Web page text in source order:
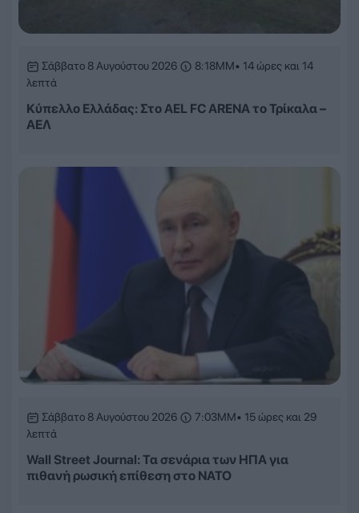
Σάββατο 8 Αυγούστου 2026 8:18ΜΜ• 14 ώρες και 14
λεπτά
Κύπελλο Ελλάδας: Στο AEL FC ARENA το Τρίκαλα –
ΑΕΛ
Σάββατο 8 Αυγούστου 2026 7:03ΜΜ• 15 ώρες και 29
λεπτά
Wall Street Journal: Τα σενάρια των ΗΠΑ για
πιθανή ρωσική επίθεση στο ΝΑΤΟ